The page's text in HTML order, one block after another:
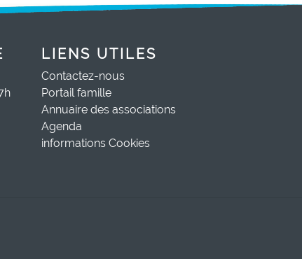
LIENS UTILES
Contactez-nous
Portail famille
Annuaire des associations
Agenda
informations Cookies